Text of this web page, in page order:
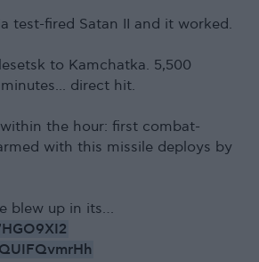
test-fired Satan II and it worked.
to Kamchatka. 5,500
direct hit.
the hour: first combat-
with this missile deploys by
blew up in its…